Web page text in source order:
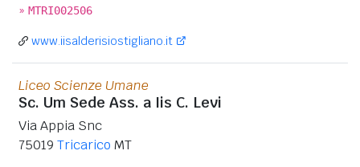
» MTRI002506
www.iisalderisiostigliano.it
Liceo Scienze Umane
Sc. Um Sede Ass. a Iis C. Levi
Via Appia Snc
75019 Tricarico MT